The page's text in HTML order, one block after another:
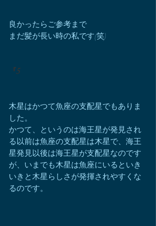
良かったらご参考まで
まだ髪が長い時の私です(笑)
『5
木星はかつて魚座の支配星でもありま
した。
かつて、というのは海王星が発見され
る以前は魚座の支配星は木星で、海王
星発見以後は海王星が支配星なのです
が、いまでも木星は魚座にいるといき
いきと木星らしさが発揮されやすくな
るのです。